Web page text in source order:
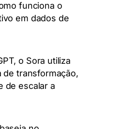
funciona o
em dados de
o Sora utiliza
de transformação,
de escalar a